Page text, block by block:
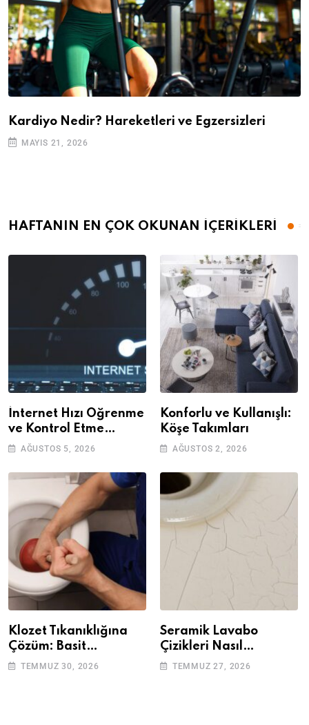
Kardiyo Nedir? Hareketleri ve Egzersizleri
MAYIS 21, 2026
HAFTANIN EN ÇOK OKUNAN İÇERİKLERİ
İnternet Hızı Öğrenme
ve Kontrol Etme
Yöntemleri
AĞUSTOS 5, 2026
Konforlu ve Kullanışlı:
Köşe Takımları
AĞUSTOS 2, 2026
Klozet Tıkanıklığına
Çözüm: Basit
Adımlarla Klozetinizi
TEMMUZ 30, 2026
Seramik Lavabo
Çizikleri Nasıl
Giderilir? Adım Adım
TEMMUZ 27, 2026